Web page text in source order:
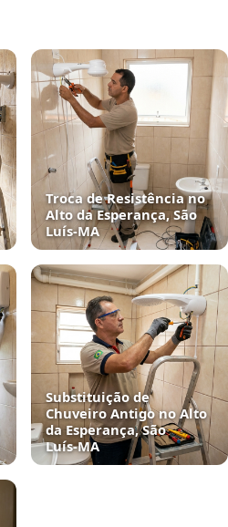
Troca de Resistência no
Alto da Esperança, São
Luís‑MA
Substituição de
Chuveiro Antigo no Alto
da Esperança, São
Luís‑MA